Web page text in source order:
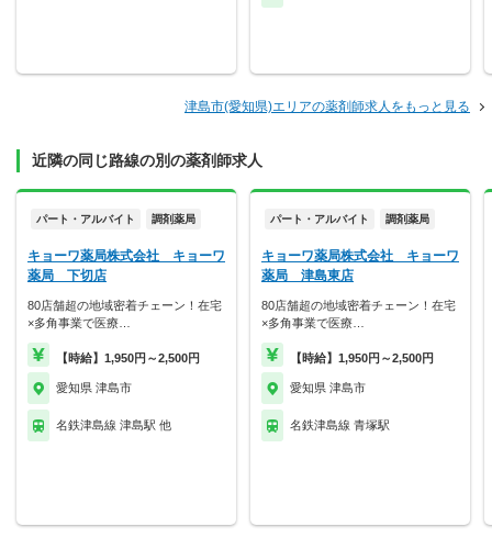
津島市(愛知県)エリアの薬剤師求人をもっと見る
近隣の同じ路線の別の薬剤師求人
パート・アルバイト 調剤薬局
キョーワ薬局株式会社 キョーワ
薬局 下切店
80店舗超の地域密着チェーン！在宅
×多角事業で医療…
【時給】1,950円～2,500円
愛知県 津島市
名鉄津島線 津島駅 他
パート・アルバイト 調剤薬局
キョーワ薬局株式会社 キョーワ
薬局 津島東店
80店舗超の地域密着チェーン！在宅
×多角事業で医療…
【時給】1,950円～2,500円
愛知県 津島市
名鉄津島線 青塚駅